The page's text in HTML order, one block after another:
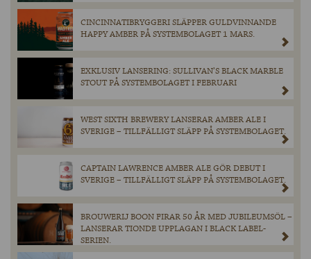
CINCINNATIBRYGGERI SLÄPPER GULDVINNANDE
HAPPY AMBER PÅ SYSTEMBOLAGET 1 MARS.
EXKLUSIV LANSERING: SULLIVAN’S BLACK MARBLE
STOUT PÅ SYSTEMBOLAGET I FEBRUARI
WEST SIXTH BREWERY LANSERAR AMBER ALE I
SVERIGE – TILLFÄLLIGT SLÄPP PÅ SYSTEMBOLAGET.
CAPTAIN LAWRENCE AMBER ALE GÖR DEBUT I
SVERIGE – TILLFÄLLIGT SLÄPP PÅ SYSTEMBOLAGET.
BROUWERIJ BOON FIRAR 50 ÅR MED JUBILEUMSÖL –
LANSERAR TIONDE UPPLAGAN I BLACK LABEL-
SERIEN.